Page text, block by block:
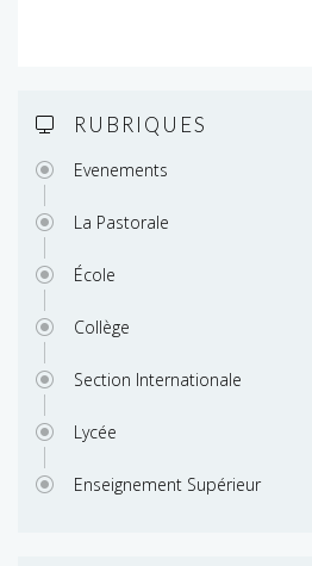
RUBRIQUES
Evenements
La Pastorale
École
Collège
Section Internationale
Lycée
Enseignement Supérieur